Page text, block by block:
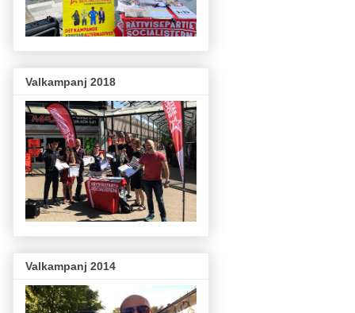
Valkampanj 2018
Valkampanj 2014